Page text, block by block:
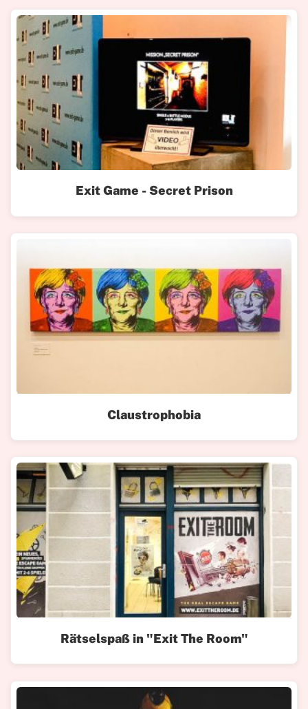
Exit Game - Secret Prison
Claustrophobia
Rätselspaß in "Exit The Room"